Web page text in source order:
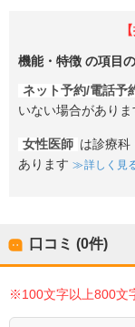
機能・特徴 の項目の
ネット予約/電話予
いない場合がありま
女性医師 は診療科
あります
詳しく見
口コミ (0件)
※100文字以上800文